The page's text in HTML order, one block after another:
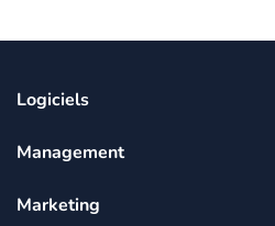
Logiciels
Management
Marketing